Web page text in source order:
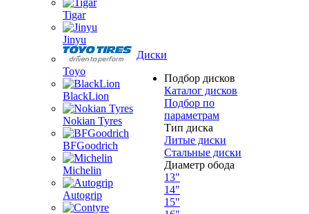
Tigar
Jinyu
Toyo
BlackLion
Nokian Tyres
BFGoodrich
Michelin
Autogrip
Диски
Подбор дисков
Каталог дисков
Подбор по
параметрам
Тип диска
Литые диски
Стальные диски
Диаметр обода
13"
14"
15"